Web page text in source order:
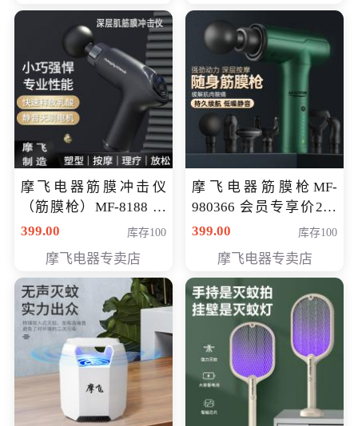
摩飞电器筋膜冲击仪
（筋膜枪）MF-8188 会
员专享价268元
399.00 库存100
摩飞电器专卖店
摩飞电器筋膜枪MF-
980366 会员专享价299
元
399.00 库存100
摩飞电器专卖店